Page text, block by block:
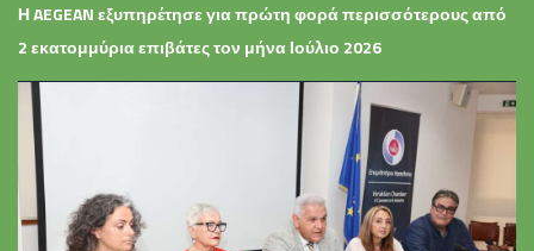
Η AEGEAN εξυπηρέτησε για πρώτη φορά περισσότερους από
2 εκατομμύρια επιβάτες τον μήνα Ιούλιο 2026